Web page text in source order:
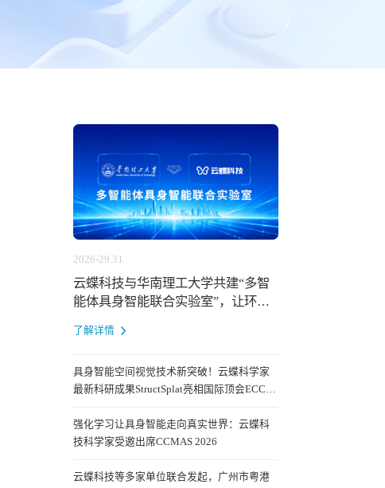
2026-29.31
云蝶科技与华南理工大学共建“多智
能体具身智能联合实验室”，让环境
了解详情
具身智能空间视觉技术新突破！云蝶科学家
最新科研成果StructSplat亮相国际顶会ECCV
强化学习让具身智能走向真实世界：云蝶科
技科学家受邀出席CCMAS 2026
云蝶科技等多家单位联合发起，广州市粤港